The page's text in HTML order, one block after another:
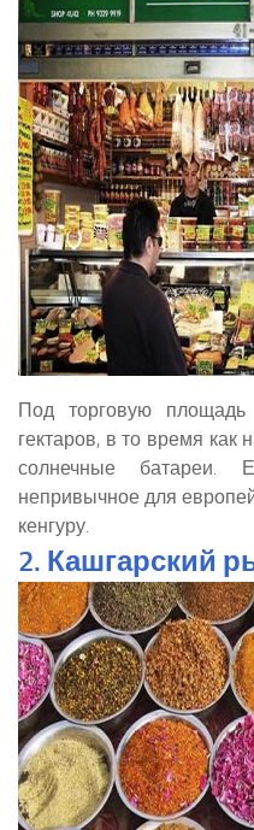
Под торговую
гектаров, в то время
солнечные батареи.
непривычное для
кенгуру.
2. Кашгарский